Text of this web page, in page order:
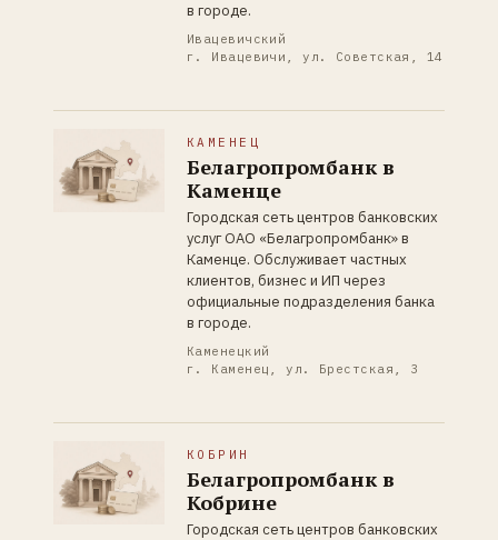
в городе.
Ивацевичский
г. Ивацевичи, ул. Советская, 14
КАМЕНЕЦ
Белагропромбанк в
Каменце
Городская сеть центров банковских
услуг ОАО «Белагропромбанк» в
Каменце. Обслуживает частных
клиентов, бизнес и ИП через
официальные подразделения банка
в городе.
Каменецкий
г. Каменец, ул. Брестская, 3
КОБРИН
Белагропромбанк в
Кобрине
Городская сеть центров банковских